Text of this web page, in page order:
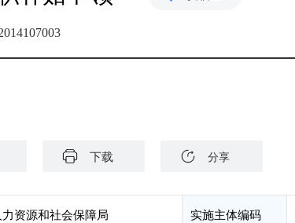
下载 分享
资源和社会保障局 实施主体编码